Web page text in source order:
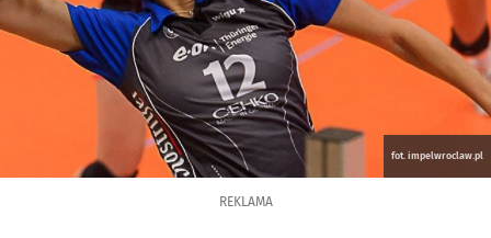
fot. impelwroclaw.pl
REKLAMA